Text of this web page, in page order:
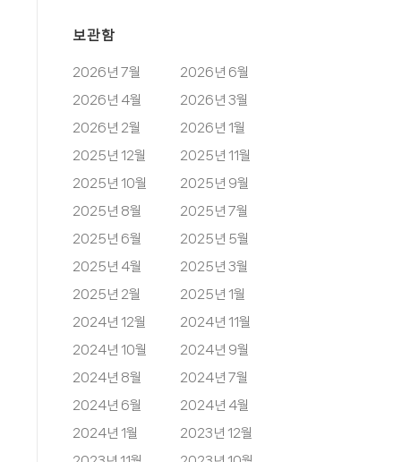
보관함
2026년 7월
2026년 6월
2026년 4월
2026년 3월
2026년 2월
2026년 1월
2025년 12월
2025년 11월
2025년 10월
2025년 9월
2025년 8월
2025년 7월
2025년 6월
2025년 5월
2025년 4월
2025년 3월
2025년 2월
2025년 1월
2024년 12월
2024년 11월
2024년 10월
2024년 9월
2024년 8월
2024년 7월
2024년 6월
2024년 4월
2024년 1월
2023년 12월